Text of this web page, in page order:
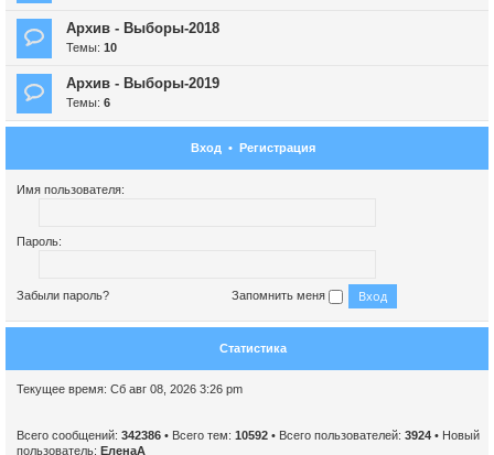
Архив - Выборы-2018
Темы: 10
Архив - Выборы-2019
Темы: 6
Вход • Регистрация
Имя пользователя:
Пароль:
Забыли пароль? Запомнить меня
Статистика
Текущее время: Сб авг 08, 2026 3:26 pm
Всего сообщений: 342386 • Всего тем: 10592 • Всего пользователей: 3924 • Новый
пользователь: ЕленаА